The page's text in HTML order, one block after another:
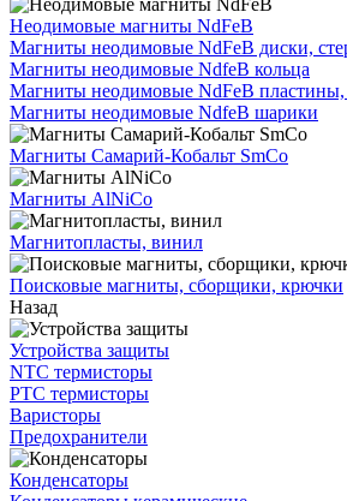
Неодимовые магниты NdFeB
Магниты неодимовые NdFeB диски,
Магниты неодимовые NdfeB кольца
Магниты неодимовые NdFeB пластины,
Магниты неодимовые NdfeB шарики
Магниты Самарий-Кобальт SmCo
Магниты AlNiCo
Магнитопласты, винил
Поисковые магниты, сборщики, крючки
Назад
Устройства защиты
NTC термисторы
PTC термисторы
Варисторы
Предохранители
Конденсаторы